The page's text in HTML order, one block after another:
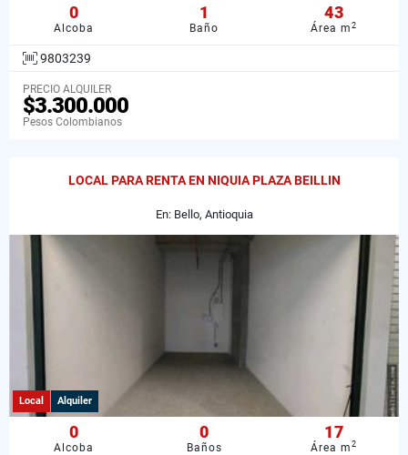
0
Alcoba
1
Baño
43
Área m2
9803239
PRECIO ALQUILER
$3.300.000
Pesos Colombianos
LOCAL PARA RENTA EN NIQUIA PLAZA BEILLIN
En: Bello, Antioquia
Local Alquiler
0
Alcoba
0
Baños
17
Área m2